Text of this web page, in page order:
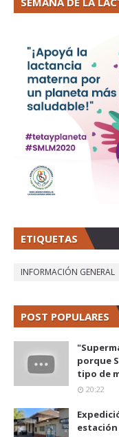
ETIQUETAS
INFORMACIÓN GENERAL
POST POPULARES
porque
tipo de
20:22